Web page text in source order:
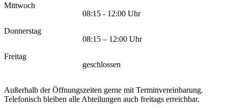
Mittwoch
08:15 - 12:00 Uhr
Donnerstag
08:15 – 12:00 Uhr
Freitag
geschlossen
Außerhalb der Öffnungszeiten gerne mit Terminvereinbarung.
Telefonisch bleiben alle Abteilungen auch freitags erreichbar.